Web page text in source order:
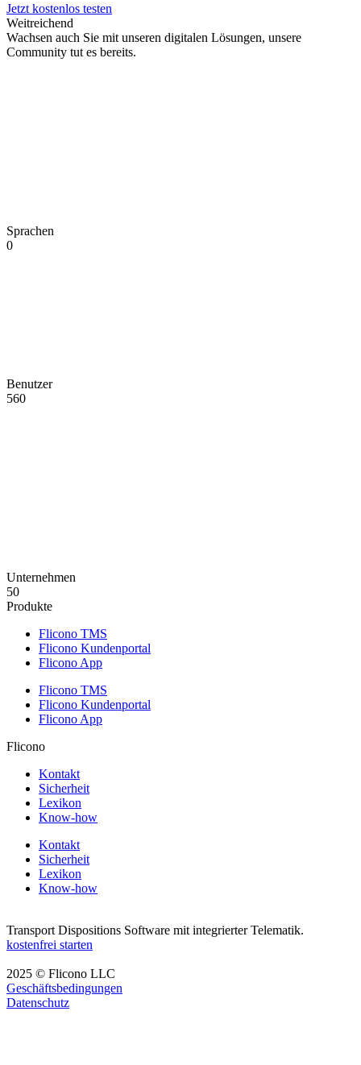
Jetzt kostenlos testen
Weitreichend
Wachsen auch Sie mit unseren digitalen Lösungen, unsere
Community tut es bereits.
Sprachen
0
Benutzer
560
Unternehmen
50
Produkte
Flicono TMS
Flicono Kundenportal
Flicono App
Flicono TMS
Flicono Kundenportal
Flicono App
Flicono
Kontakt
Sicherheit
Lexikon
Know-how
Kontakt
Sicherheit
Lexikon
Know-how
Transport Dispositions Software mit integrierter Telematik.
kostenfrei starten
2025 © Flicono LLC
Geschäftsbedingungen
Datenschutz